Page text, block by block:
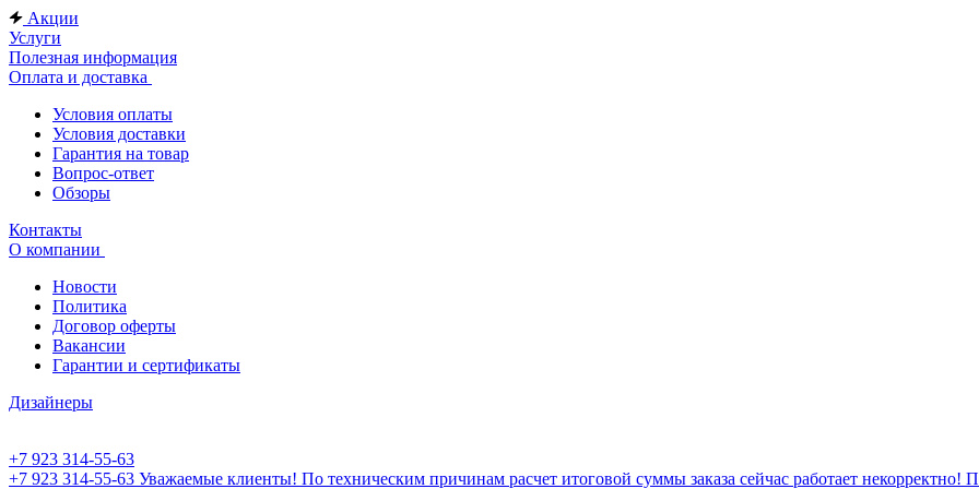
Акции
Услуги
Полезная информация
Оплата и доставка
Условия оплаты
Условия доставки
Гарантия на товар
Вопрос-ответ
Обзоры
Контакты
О компании
Новости
Политика
Договор оферты
Вакансии
Гарантии и сертификаты
Дизайнеры
+7 923 314-55-63
+7 923 314-55-63 Уважаемые клиенты! По техническим причинам расчет итоговой суммы заказа сейчас работает